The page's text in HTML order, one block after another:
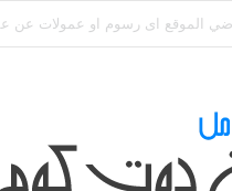
او استفسار ماتدرددش فى طلب